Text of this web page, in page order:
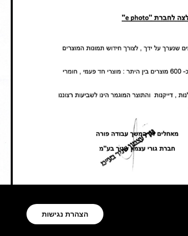
הצהרת נגישות